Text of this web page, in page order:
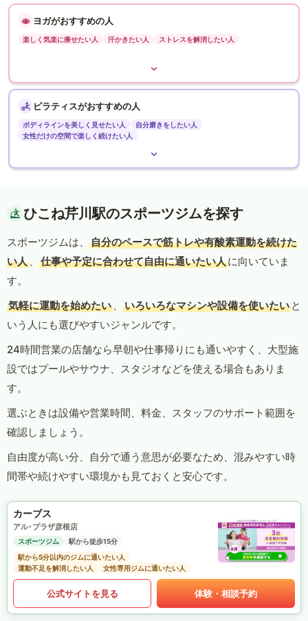
ヨガがおすすめの人
楽しく気楽に痩せたい人 汗かきたい人 ストレスを解消したい人
ピラティスがおすすめの人
ボディラインを美しく見せたい人
自分磨きをしたい人
女性だけの空間で楽しく続けたい人
ひこね芹川駅のスポーツジムを探す
スポーツジムは、
自分のペースで筋トレや有酸素運動を続けた
い人 、 仕事や予定に合わせて自由に通いたい人に向いていま
す。
気軽に運動を始めたい 、 いろいろなマシンや設備を使いたい と
いう人にも選びやすいジャンルです。
24時間営業の店舗なら早朝や仕事帰りにも通いやすく、大型施
設ではプールやサウナ、スタジオなどを使える場合もありま
す。
選ぶときは設備や営業時間、料金、スタッフのサポート範囲を
確認しましょう。
自由度が高い分、自分で通う意思が必要なため、混みやすい時
間帯や続けやすい環境かも見ておくと安心です。
カーブス
アル･プラザ彦根店
スポーツジム
駅から徒歩15分
駅から5分以内のジムに通いたい人
運動不足を解消したい人
女性専用ジムに通いたい人
公式サイトを見る 体験・相談予約